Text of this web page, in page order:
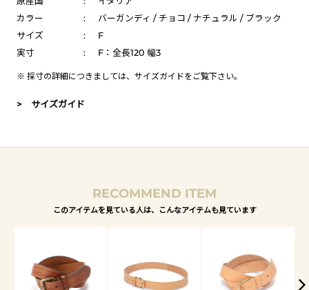
カラー
:
バーガンディ / チョコ / ナチュラル / ブラック
サイズ
:
F
実寸
: F：全長120 幅3
※ 採寸の詳細につきましては、 サイズガイドをご覧下さい。
> サイズガイド
RECOMMEND ITEM
このアイテムを見ている人は、こんなアイテムも見ています